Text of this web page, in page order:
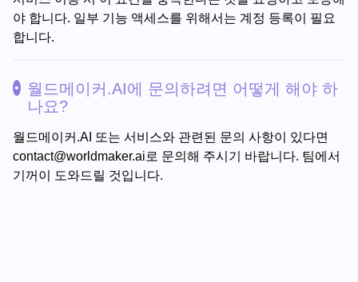
야 합니다. 일부 기능 액세스를 위해서는 계정 등록이 필요
합니다.
월드메이커.AI에 문의하려면 어떻게 해야 하
나요?
월드메이커.AI 또는 서비스와 관련된 문의 사항이 있다면
contact@worldmaker.ai로 문의해 주시기 바랍니다. 팀에서
기꺼이 도와드릴 것입니다.